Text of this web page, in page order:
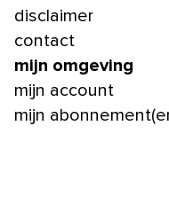
disclaimer
contact
mijn omgeving
mijn account
mijn